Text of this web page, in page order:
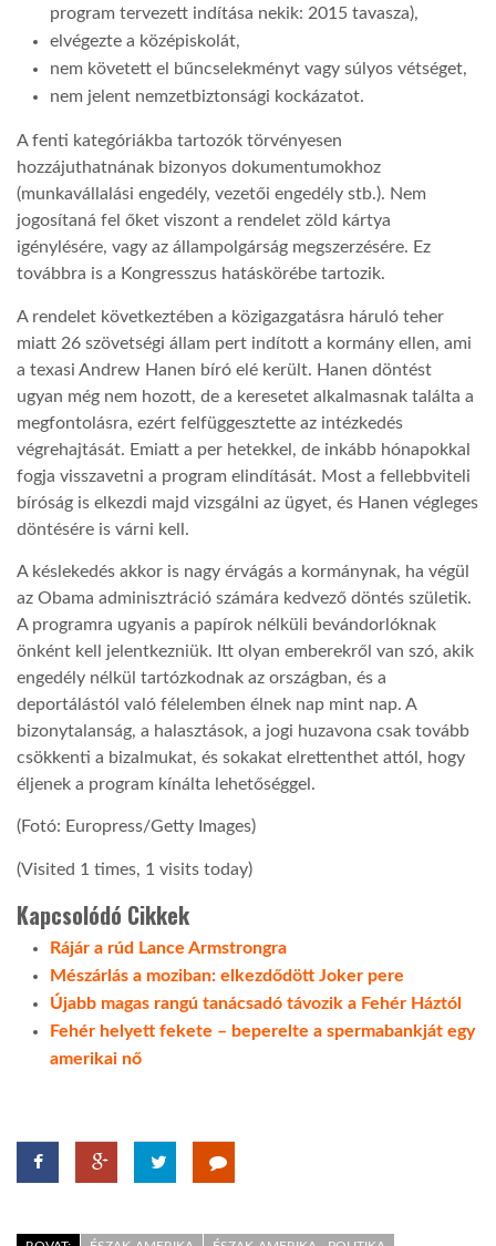
program tervezett indítása nekik: 2015 tavasza),
elvégezte a középiskolát,
nem követett el bűncselekményt vagy súlyos vétséget,
nem jelent nemzetbiztonsági kockázatot.
A fenti kategóriákba tartozók törvényesen
hozzájuthatnának bizonyos dokumentumokhoz
(munkavállalási engedély, vezetői engedély stb.). Nem
jogosítaná fel őket viszont a rendelet zöld kártya
igénylésére, vagy az állampolgárság megszerzésére. Ez
továbbra is a Kongresszus hatáskörébe tartozik.
A rendelet következtében a közigazgatásra háruló teher
miatt 26 szövetségi állam pert indított a kormány ellen, ami
a texasi Andrew Hanen bíró elé került. Hanen döntést
ugyan még nem hozott, de a keresetet alkalmasnak találta a
megfontolásra, ezért felfüggesztette az intézkedés
végrehajtását. Emiatt a per hetekkel, de inkább hónapokkal
fogja visszavetni a program elindítását. Most a fellebbviteli
bíróság is elkezdi majd vizsgálni az ügyet, és Hanen végleges
döntésére is várni kell.
A késlekedés akkor is nagy érvágás a kormánynak, ha végül
az Obama adminisztráció számára kedvező döntés születik.
A programra ugyanis a papírok nélküli bevándorlóknak
önként kell jelentkezniük. Itt olyan emberekről van szó, akik
engedély nélkül tartózkodnak az országban, és a
deportálástól való félelemben élnek nap mint nap. A
bizonytalanság, a halasztások, a jogi huzavona csak tovább
csökkenti a bizalmukat, és sokakat elrettenthet attól, hogy
éljenek a program kínálta lehetőséggel.
(Fotó: Europress/Getty Images)
(Visited 1 times, 1 visits today)
Kapcsolódó Cikkek
Rájár a rúd Lance Armstrongra
Mészárlás a moziban: elkezdődött Joker pere
Újabb magas rangú tanácsadó távozik a Fehér Háztól
Fehér helyett fekete – beperelte a spermabankját egy
amerikai nő